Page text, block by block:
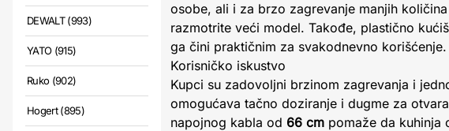
DEWALT (993)
YATO (915)
Ruko (902)
Hogert (895)
osobe, ali i za brzo zagrevanje manjih
razmotrite veći model. Takođe, plastično
ga čini praktičnim za svakodnevno korišćenje.
Korisničko iskustvo
Kupci su zadovoljni brzinom zagrevanja i
omogućava tačno doziranje i dugme za
napojnog kabla od 66 cm pomaže da kuhinja